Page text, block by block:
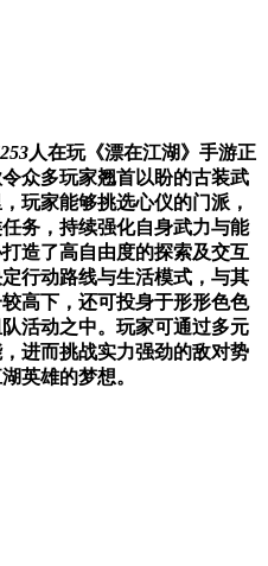
人在玩《漂在江湖》手游正
众多玩家翘首以盼的古装武
玩家能够挑选心仪的门派，
务，持续强化自身武力与能
造了高自由度的探索及交互
行动路线与生活模式，与其
高下，还可投身于形形色色
活动之中。玩家可通过多元
进而挑战实力强劲的敌对势
英雄的梦想。